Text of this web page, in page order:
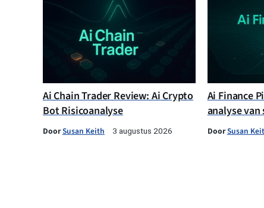
Ai Chain Trader Review: Ai Crypto
Bot Risicoanalyse
DoorSusan Keith 3 augustus 2026
Ai Finance
analyse
DoorSusan